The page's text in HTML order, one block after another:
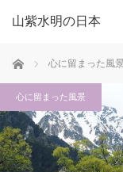
山紫水明の日本
ホーム 心に留まった風景
心に留まった風景